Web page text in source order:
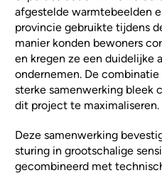
afgestelde warmtebeelden
provincie gebruikte tijdens
manier konden bewoners
en kregen ze een duidelijke
ondernemen. De
sterke samenwerking bleek
dit project te maximaliseren.
Deze samenwerking
sturing in grootschalige
gecombineerd met